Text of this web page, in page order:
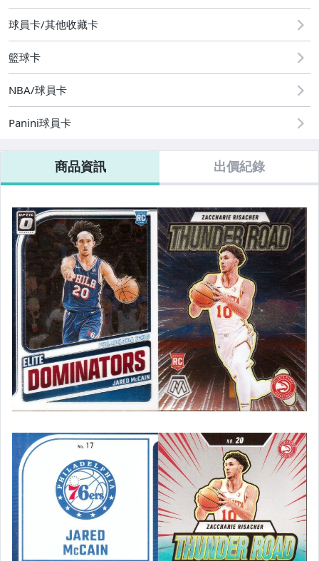
NPB日本職棒卡
CPBL中華職棒.P+職籃
NFL美式足球卡.FIFA
遊戲戰鬥卡
下標即結區.補單區
Q&A詢問區
球員卡/其他收藏卡
籃球卡
NBA/球員卡
Panini球員卡
商品資訊 出價紀錄